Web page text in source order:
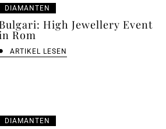
DIAMANTEN
Bulgari: High Jewellery Event
Rom
ARTIKEL LESEN
DIAMANTEN